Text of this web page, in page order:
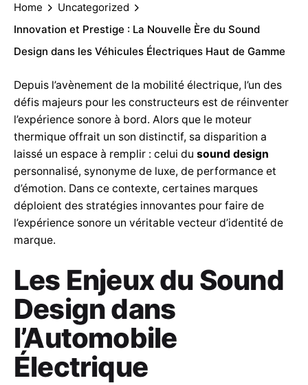
Home
Uncategorized
Innovation et Prestige : La Nouvelle Ère du Sound
Design dans les Véhicules Électriques Haut de Gamme
Depuis l’avènement de la mobilité électrique, l’un des
défis majeurs pour les constructeurs est de réinventer
l’expérience sonore à bord. Alors que le moteur
thermique offrait un son distinctif, sa disparition a
laissé un espace à remplir : celui du sound design
personnalisé, synonyme de luxe, de performance et
d’émotion. Dans ce contexte, certaines marques
déploient des stratégies innovantes pour faire de
l’expérience sonore un véritable vecteur d’identité de
marque.
Les Enjeux du Sound
Design dans
l’Automobile
Électrique